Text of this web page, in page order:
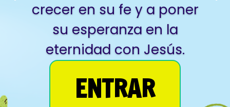
crecer en su fe y a poner
su esperanza en la
eternidad con Jesús.
ENTRAR